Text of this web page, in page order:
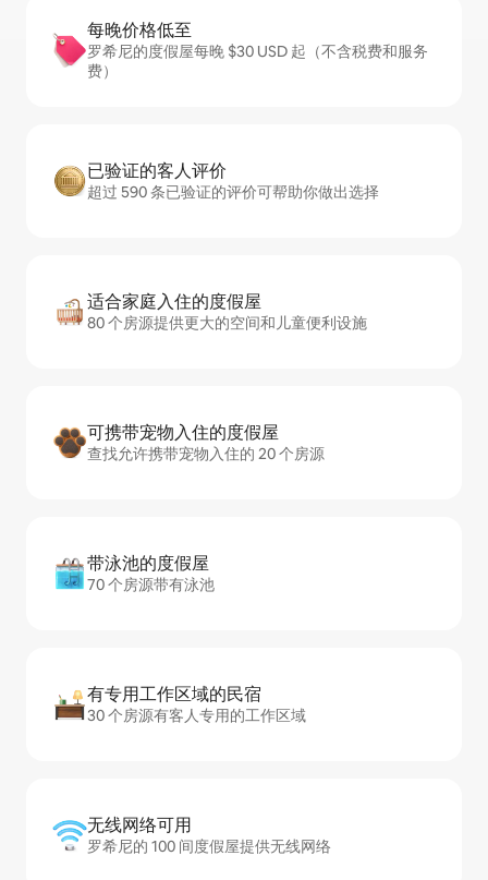
每晚价格低至
罗希尼的度假屋每晚 $30 USD 起（不含税费和服务
费）
已验证的客人评价
超过 590 条已验证的评价可帮助你做出选择
适合家庭入住的度假屋
80 个房源提供更大的空间和儿童便利设施
可携带宠物入住的度假屋
查找允许携带宠物入住的 20 个房源
带泳池的度假屋
70 个房源带有泳池
有专用工作区域的民宿
30 个房源有客人专用的工作区域
无线网络可用
罗希尼的 100 间度假屋提供无线网络